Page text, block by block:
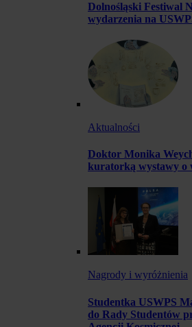
Dolnośląski Festiwal
wydarzenia na
Aktualności
Doktor Monika
kuratorką wystawy o
Nagrody i wyróżnienia
Studentka USWPS
do Rady Studentów